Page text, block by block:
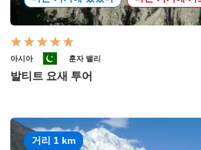
아시아 훈자 밸리
발티트 요새 투어
거리 1 km